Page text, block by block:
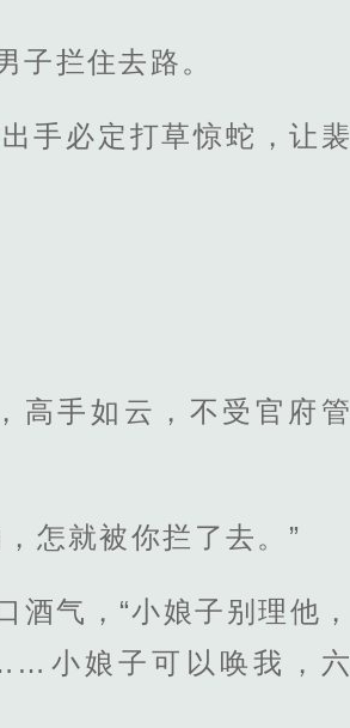
子拦住去路。
手必定打草惊蛇，让裴
高手如云，不受官府管
怎就被你拦了去。”
气，“小娘子别理他，
小娘子可以唤我，六